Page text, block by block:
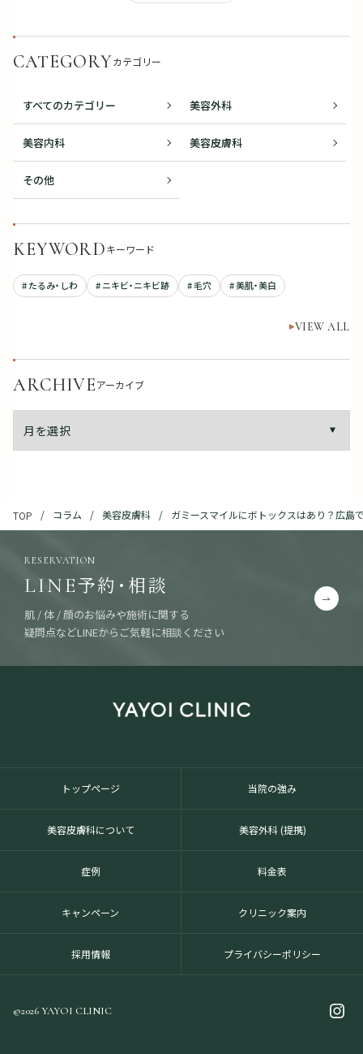
CATEGORYカテゴリー
すべてのカテゴリー 美容外科
美容内科 美容皮膚科
その他
KEYWORDキーワード
# たるみ・しわ # ニキビ・ニキビ跡 # 毛穴 # 美肌・美白
VIEW ALL
ARCHIVEアーカイブ
TOP コラム 美容皮膚科 ガミースマイルにボトックスはあり？広島
LINE予約・相談
RESERVATION
肌 / 体 / 顔のお悩みや施術に関する
疑問点などLINEからご気軽に相談ください
トップページ 当院の強み
美容皮膚科について 美容外科 (提携)
症例 料金表
キャンペーン クリニック案内
採用情報 プライバシーポリシー
©2026 YAYOI CLINIC